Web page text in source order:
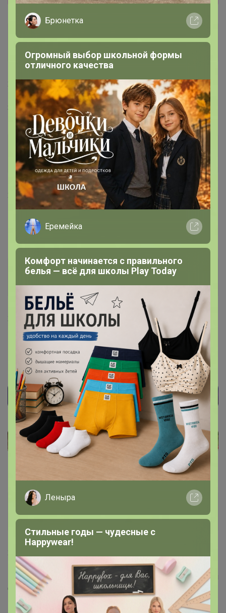
tank_er
20 декабря, 2020 13:09
Здравствуйте! вам лс.
Евгения76
Гений СП
25 декабря, 2020 07:49
Бонифаций
, доброе утро. Подскажите, сустамин форте
в бело-зелёной упаковке появится? Стоит ждать?
Бонифаций
25 декабря, 2020 11:01
Евгения76, Здравствуйте, в последнем разговоре с
поставщиком сроки обозначены на февраль ✍️
Дим@сик.Е
Виртуоз СП
Бонифаций , здравствуйте! Подскажите, чем отличается
Сустамин черный от белого? Что-то нигде не
встретилась информация.
Брюнетка
Огромный выбор школьной формы
отличного качества
Еремейка
Комфорт начинается с правильного
белья — всё для школы Play Today
Леныра
Стильные годы — чудесные с
Happywear!